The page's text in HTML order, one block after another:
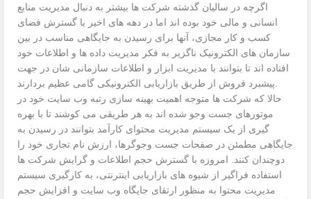
اگرچه در سالیان گذشته شرکت ها بیشتر به دنبال مدیریت منابع
انسانی و مالی خود بوده اند اما در دهه های اخیر با گسترش فضای
کسب و کار مجازی، آنها برای رسیدن به جایگاهی مناسب در بین
سازمان های الکترونیک ناگزیر به فکر مدیریت داده ها و اطلاعات خود
افتاده اند تا بتوانند با مدیریت ابزار و اطلاعات سازمانی شان در جهت
حالا که شرکت ها متوجه اهمیت بهینه سازی رتبه وب سایت خود در
موتورهای جست وجو شده اند به هر طریقی می کوشند تا با بهره
گیری از یک سیستم مدیریت محتوای کارآمد بتوانند در رسیدن به
جایگاهی مطمئن در صفحات جست وجوگرها، ارزش نام تجاری خود را
دوچندان کنند. امروزه با گسترش حجم اطلاعات و گرایش شرکت ها
استفاده فراگیر از شیوه های بازاریابی اینترنتی، به کارگیری سیستم
مدیریت محتوا به منظور ارتقای جایگاه وب سایت و افزایش حجم